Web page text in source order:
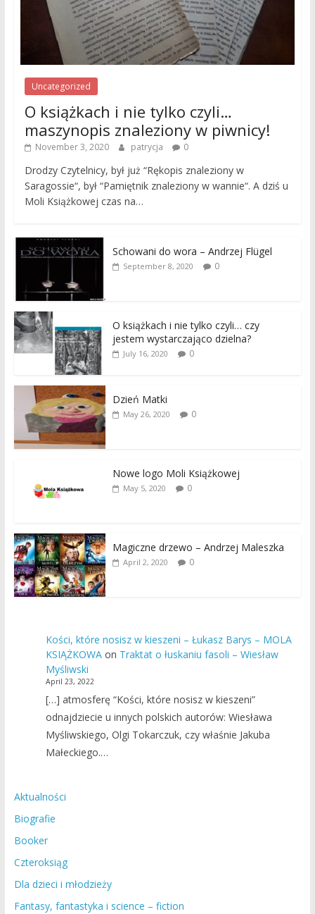
Uncategorized
O książkach i nie tylko czyli…
maszynopis znaleziony w piwnicy!
November 3, 2020 patrycja 0
Drodzy Czytelnicy, był już “Rękopis znaleziony w
Saragossie“, był “Pamiętnik znaleziony w wannie“. A dziś u
Moli Książkowej czas na…
Schowani do wora – Andrzej Flügel
September 8, 2020 0
O książkach i nie tylko czyli… czy
jestem wystarczająco dzielna?
July 16, 2020 0
Dzień Matki
May 26, 2020 0
Nowe logo Moli Książkowej
May 5, 2020 0
Magiczne drzewo – Andrzej Maleszka
April 2, 2020 0
Kości, które nosisz w kieszeni – Łukasz Barys – MOLA
KSIĄŻKOWA on Traktat o łuskaniu fasoli – Wiesław
Myśliwski
April 23, 2022
[…] atmosferę “Kości, które nosisz w kieszeni”
odnajdziecie u innych polskich autorów: Wiesława
Myśliwskiego, Olgi Tokarczuk, czy właśnie Jakuba
Małeckiego.…
Aktualności
Biografie
Booker
Czteroksiąg
Dla dzieci i młodzieży
Fantasy, fantastyka i science – fiction